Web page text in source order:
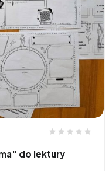
do lektury